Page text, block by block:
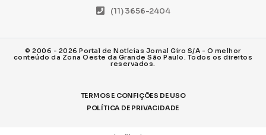
(11) 3656-2404
© 2006 - 2026 Portal de Notícias Jornal Giro S/A - O melhor
conteúdo da Zona Oeste da Grande São Paulo. Todos os direitos
reservados.
TERMOS E CONFIÇÕES DE USO
POLÍTICA DE PRIVACIDADE